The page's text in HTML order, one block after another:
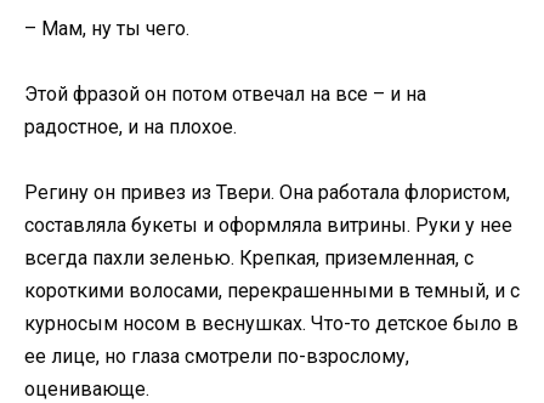
– Мам, ну ты чего.
Этой фразой он потом отвечал на все – и на
радостное, и на плохое.
Регину он привез из Твери. Она работала флористом,
составляла букеты и оформляла витрины. Руки у нее
всегда пахли зеленью. Крепкая, приземленная, с
короткими волосами, перекрашенными в темный, и с
курносым носом в веснушках. Что-то детское было в
ее лице, но глаза смотрели по-взрослому,
оценивающе.